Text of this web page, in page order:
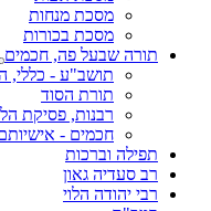
מסכת מנחות
מסכת בכורות
תורה שבעל פה, חכמים
תושב"ע - כללי,
תורת הסוד
רבנות, פסיקת
חכמים -
תפילה וברכות
רב סעדיה גאון
רבי יהודה הלוי